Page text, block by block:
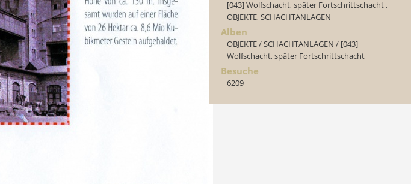
[043] Wolfschacht, später Fortschrittschacht,
OBJEKTE,SCHACHTANLAGEN
Alben
OBJEKTE/SCHACHTANLAGEN / [043]
Wolfschacht, später Fortschrittschacht
Besuche
6209